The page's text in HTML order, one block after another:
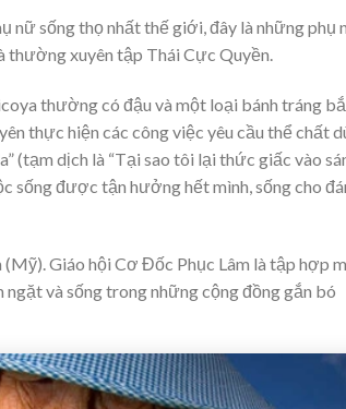
nữ sống thọ nhất thế giới, đây là những phụ
thường xuyên tập Thái Cực Quyền.
thường có đậu và một loại bánh tráng
thực hiện các công việc yêu cầu thể chất
(tạm dịch là “Tại sao tôi lại thức giấc vào
sống được tận hưởng hết mình, sống cho
Giáo hội Cơ Đốc Phục Lâm là tập hợp
và sống trong những cộng đồng gắn bó